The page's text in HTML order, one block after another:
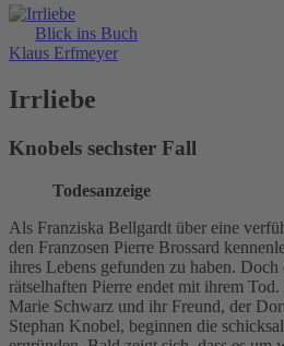
Blick ins Buch
Klaus Erfmeyer
Irrliebe
Knobels sechster Fall
Todesanzeige
Als Franziska Bellgardt über eine
den Franzosen Pierre Brossard
ihres Lebens gefunden zu haben.
rätselhaften Pierre endet mit ihrem
Marie Schwarz und ihr Freund, der
Stephan Knobel, beginnen die